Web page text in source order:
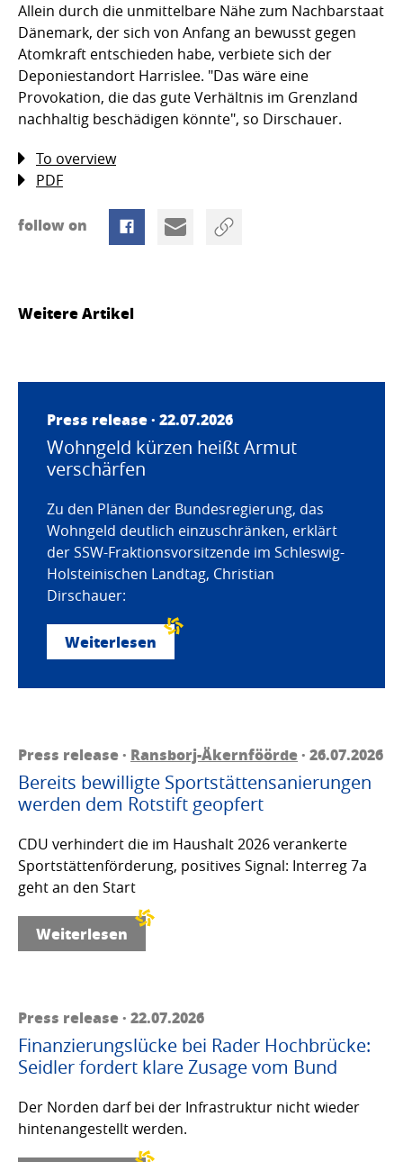
Allein durch die unmittelbare Nähe zum Nachbarstaat
Dänemark, der sich von Anfang an bewusst gegen
Atomkraft entschieden habe, verbiete sich der
Deponiestandort Harrislee. "Das wäre eine
Provokation, die das gute Verhältnis im Grenzland
nachhaltig beschädigen könnte", so Dirschauer.
To overview
PDF
follow on
Weitere Artikel
Press release · 22.07.2026
Wohngeld kürzen heißt Armut
verschärfen
Zu den Plänen der Bundesregierung, das
Wohngeld deutlich einzuschränken, erklärt
der SSW-Fraktionsvorsitzende im Schleswig-
Holsteinischen Landtag, Christian
Dirschauer:
Weiterlesen
Press release · Ransborj-Äkernföörde· 26.07.2026
Bereits bewilligte Sportstättensanierungen
werden dem Rotstift geopfert
CDU verhindert die im Haushalt 2026 verankerte
Sportstättenförderung, positives Signal: Interreg 7a
geht an den Start
Weiterlesen
Press release · 22.07.2026
Finanzierungslücke bei Rader Hochbrücke:
Seidler fordert klare Zusage vom Bund
Der Norden darf bei der Infrastruktur nicht wieder
hintenangestellt werden.